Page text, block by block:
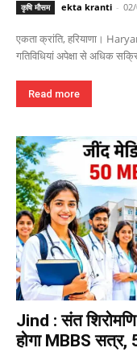
कृषि मौसम ekta kranti -
एकता क्रांति, हरियाणा।
गतिविधियां अपेक्षा से अधिक
Read more
Jind : संत
होगा MBBS सत्र,